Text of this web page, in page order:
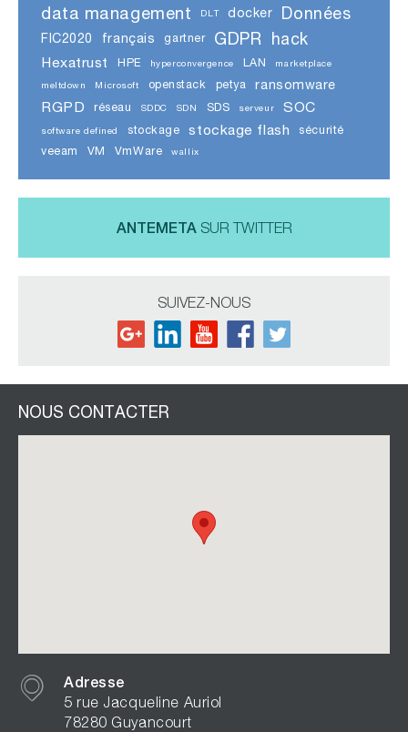
data management DLT docker Données
FIC2020 français gartner GDPR hack
Hexatrust HPE hyperconvergence LAN marketplace
meltdown Microsoft openstack petya ransomware
RGPD réseau SDDC SDN SDS serveur SOC
software defined stockage stockage flash
sécurité
veeam
VM VmWare wallix
ANTEMETASUR TWITTER
SUIVEZ-NOUS
NOUS CONTACTER
Adresse
5 rue Jacqueline Auriol
78280 Guyancourt